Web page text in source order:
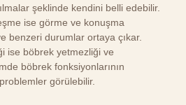
şeklinde kendini belli edebilir.
ise görme ve konuşma
benzeri durumlar ortaya çıkar.
ise böbrek yetmezliği ve
böbrek fonksiyonlarının
görülebilir.